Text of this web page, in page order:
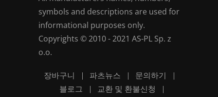
symbols and descriptions are used for
informational purposes only.
Copyrights © 2010 - 2021 AS-PL Sp. z
o.o.
장바구니 파츠뉴스
문의하기
블로그
교환 및 환불신청